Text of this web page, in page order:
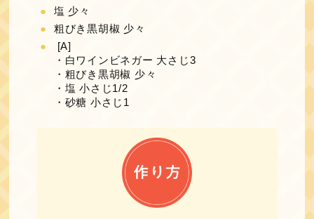
塩 少々
粗びき黒胡椒 少々
[A]
・白ワインビネガー 大さじ3
・粗びき黒胡椒 少々
・塩 小さじ1/2
・砂糖 小さじ1